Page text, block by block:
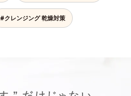
#クレンジング 乾燥対策